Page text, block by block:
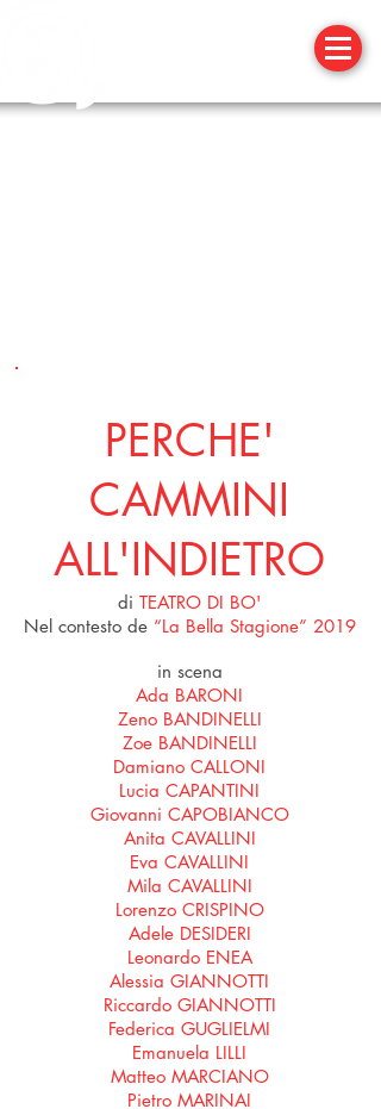
PERCHE'
CAMMINI
ALL'INDIETRO
di TEATRO DI BO'
Nel contesto de “La Bella Stagione” 2019
in scena
Ada BARONI
Zeno BANDINELLI
Zoe BANDINELLI
Damiano CALLONI
Lucia CAPANTINI
Giovanni CAPOBIANCO
Anita CAVALLINI
Eva CAVALLINI
Mila CAVALLINI
Lorenzo CRISPINO
Adele DESIDERI
Leonardo ENEA
Alessia GIANNOTTI
Riccardo GIANNOTTI
Federica GUGLIELMI
Emanuela LILLI
Matteo MARCIANO
Pietro MARINAI